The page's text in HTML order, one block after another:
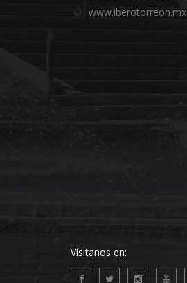
www.iberotorreon.mx
Vísitanos en: